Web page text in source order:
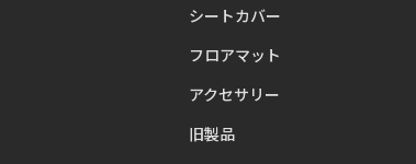
シートカバー
フロアマット
アクセサリー
旧製品